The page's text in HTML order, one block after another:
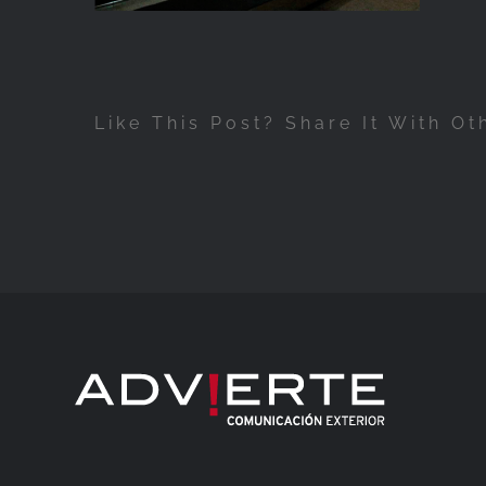
Like This Post? Share It With